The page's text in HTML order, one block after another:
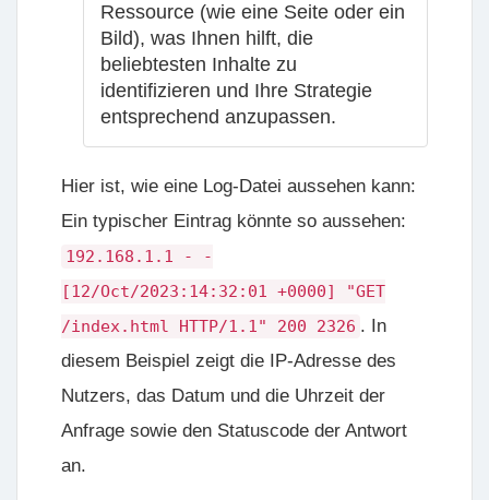
Ressource (wie eine Seite oder ein
Bild), was Ihnen hilft, die
beliebtesten Inhalte zu
identifizieren und Ihre Strategie
entsprechend anzupassen.
Hier ist, wie eine Log-Datei aussehen kann:
Ein typischer Eintrag könnte so aussehen:
192.168.1.1 - -
[12/Oct/2023:14:32:01 +0000] "GET
/index.html HTTP/1.1" 200 2326 . In
diesem Beispiel zeigt die IP-Adresse des
Nutzers, das Datum und die Uhrzeit der
Anfrage sowie den Statuscode der Antwort
an.